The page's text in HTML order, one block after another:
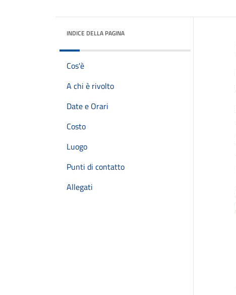
INDICE DELLA PAGINA
Cos'è
A chi è rivolto
Date e Orari
Costo
Luogo
Punti di contatto
Allegati